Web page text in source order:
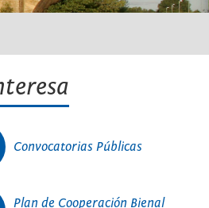
Convocatorias Públicas
Plan de Cooperación Bienal